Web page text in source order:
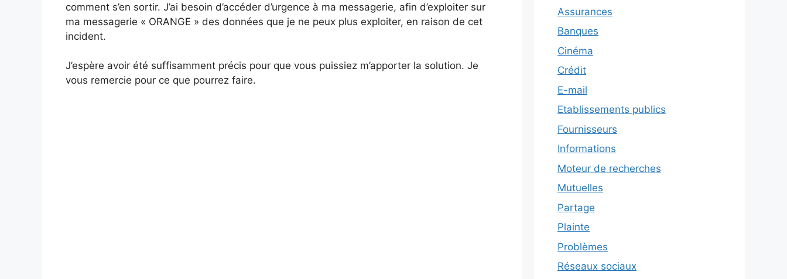
comment s’en sortir. J’ai besoin d’accéder d’urgence à ma messagerie, afin d’exploiter sur
ma messagerie « ORANGE » des données que je ne peux plus exploiter, en raison de cet
incident.
J’espère avoir été suffisamment précis pour que vous puissiez m’apporter la solution. Je
vous remercie pour ce que pourrez faire.
Assurances
Banques
Cinéma
Crédit
E-mail
Etablissements publics
Fournisseurs
Informations
Moteur de recherches
Mutuelles
Partage
Plainte
Problèmes
Réseaux sociaux